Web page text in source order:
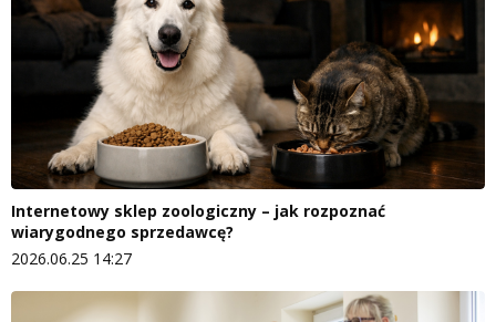
Internetowy sklep zoologiczny – jak rozpoznać
wiarygodnego sprzedawcę?
2026.06.25 14:27